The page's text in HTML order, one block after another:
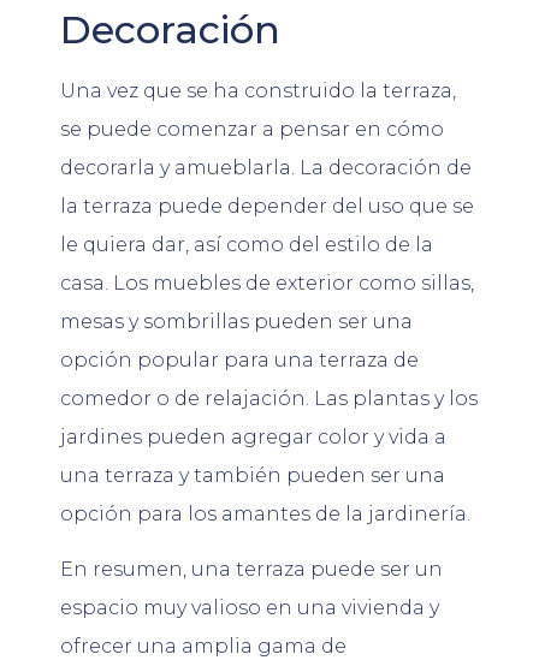
Decoración
Una vez que se ha construido la terraza,
se puede comenzar a pensar en cómo
decorarla y amueblarla. La decoración de
la terraza puede depender del uso que se
le quiera dar, así como del estilo de la
casa. Los muebles de exterior como sillas,
mesas y sombrillas pueden ser una
opción popular para una terraza de
comedor o de relajación. Las plantas y los
jardines pueden agregar color y vida a
una terraza y también pueden ser una
opción para los amantes de la jardinería.
En resumen, una terraza puede ser un
espacio muy valioso en una vivienda y
ofrecer una amplia gama de